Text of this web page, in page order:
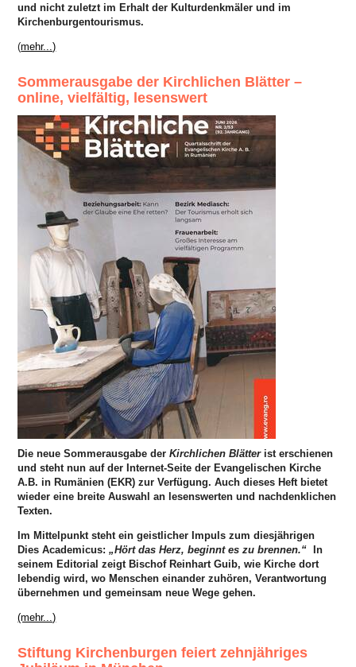
und nicht zuletzt im Erhalt der Kulturdenkmäler und im
Kirchenburgentourismus.
(mehr...)
Sommerausgabe der Kirchlichen Blätter –
online, vielfältig, lesenswert
Die neue Sommerausgabe derKirchlichen Blätterist erschienen
und steht nun auf der Internet‑Seite der Evangelischen Kirche
A.B. in Rumänien (EKR) zur Verfügung. Auch dieses Heft bietet
wieder eine breite Auswahl an lesenswerten und nachdenklichen
Texten.
Im Mittelpunkt steht ein geistlicher Impuls zum diesjährigen
Dies Academicus:„Hört das Herz, beginnt es zu brennen.“ In
seinem Editorial zeigt Bischof Reinhart Guib, wie Kirche dort
lebendig wird, wo Menschen einander zuhören, Verantwortung
übernehmen und gemeinsam neue Wege gehen.
(mehr...)
Stiftung Kirchenburgen feiert zehnjähriges